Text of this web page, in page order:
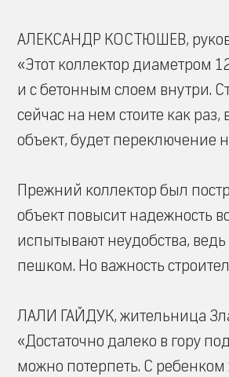
АЛЕКСАНДР КОСТЮШЕВ,
«Этот коллектор диаметром
и с бетонным слоем внутри.
сейчас на нем стоите как
объект, будет переключение
Прежний коллектор был
объект повысит надежность
испытывают неудобства,
пешком. Но важность
ЛАЛИ ГАЙДУК, жительница
«Достаточно далеко в гору
можно потерпеть. С